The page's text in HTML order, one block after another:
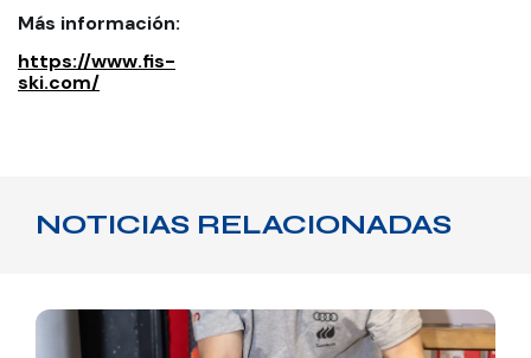
Más información:
https://www.fis-
ski.com/
NOTICIAS RELACIONADAS